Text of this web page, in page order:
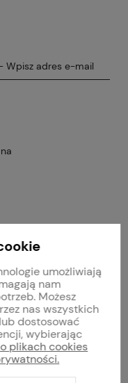
Wpisz adres e-mail
umożliwiają
nam
Możesz
nas wszystkich
dostosować
wybierając
plikach cookies